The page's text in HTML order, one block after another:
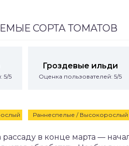
СОРТА ТОМАТОВ
5/5
Раннеспелые / Высокорослый
Гроздевые ильди
Оценка пользователей: 5/5
в конце марта —